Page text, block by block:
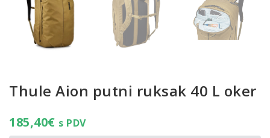
Thule Aion putni ruksak 40 L oker
185,40€ s PDV